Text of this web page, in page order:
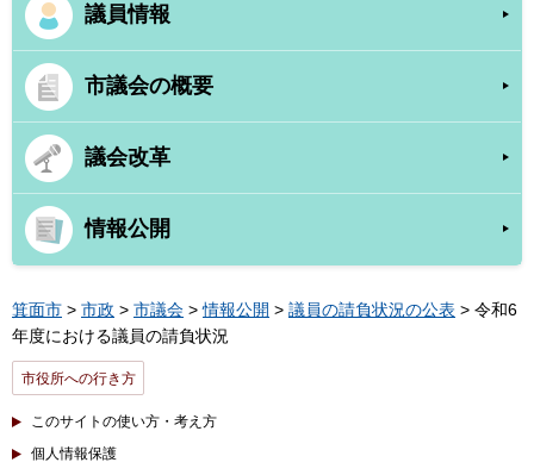
議員情報
市議会の概要
議会改革
情報公開
箕面市 > 市政 > 市議会 >情報公開 > 議員の請負状況の公表 > 令和6
年度における議員の請負状況
市役所への行き方
このサイトの使い方・考え方
個人情報保護